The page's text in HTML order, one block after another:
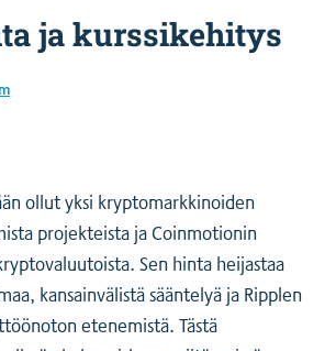
ja kurssikehitys
ollut yksi kryptomarkkinoiden
projekteista ja Coinmotionin
Sen hinta heijastaa
kansainvälistä sääntelyä ja Ripplen
etenemistä. Tästä